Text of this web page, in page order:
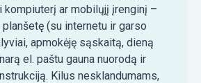
kompiuterį ar mobilųjį įrenginį –
(su internetu ir garso
apmokėję sąskaitą, dieną
el. paštu gauna nuorodą ir
Kilus nesklandumams,